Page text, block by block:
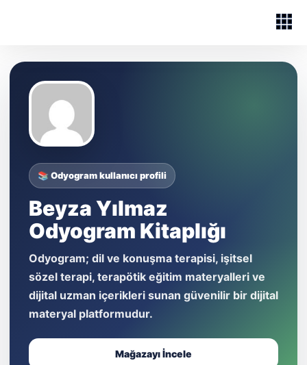
📚 Odyogram kullanıcı profili
Beyza Yılmaz
Odyogram Kitaplığı
Odyogram; dil ve konuşma terapisi, işitsel
sözel terapi, terapötik eğitim materyalleri ve
dijital uzman içerikleri sunan güvenilir bir dijital
materyal platformudur.
Mağazayı İncele